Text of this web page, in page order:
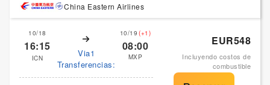
China Eastern Airlines
10/18
16:15
ICN
Via1
Transferencias:
10/19 (+1)
08:00
MXP
EUR548
Incluyendo costos de
combustible